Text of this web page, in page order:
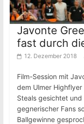
Javonte
fast durch
12. Dezember 2018
Film-Session mit
dem Ulmer
Steals gesichtet
gegnerischer Fans
Ballgewinne